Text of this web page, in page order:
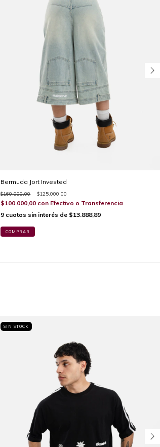
Bermuda Jort Invested
$160.000,00 $125.000,00
$100.000,00 con Efectivo o Transferencia
9 cuotas sin interés de $13.888,89
COMPRAR
SIN STOCK